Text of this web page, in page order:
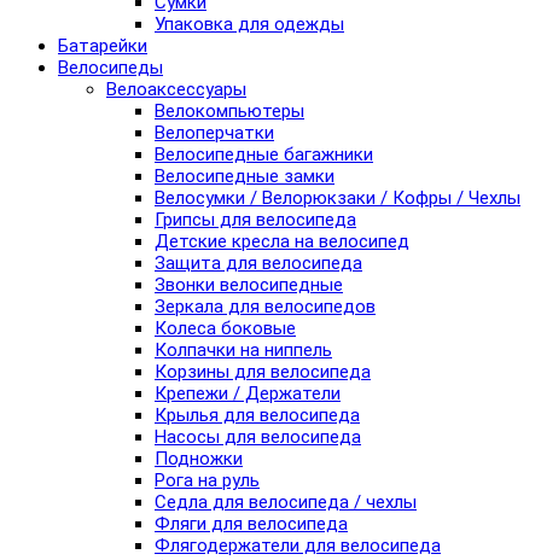
Упаковка для одежды
Батарейки
Велосипеды
Велоаксессуары
Велокомпьютеры
Велоперчатки
Велосипедные багажники
Велосипедные замки
Велосумки / Велорюкзаки / Кофры / Чехлы
Грипсы для велосипеда
Детские кресла на велосипед
Защита для велосипеда
Звонки велосипедные
Зеркала для велосипедов
Колеса боковые
Колпачки на ниппель
Корзины для велосипеда
Крепежи / Держатели
Крылья для велосипеда
Насосы для велосипеда
Подножки
Рога на руль
Седла для велосипеда / чехлы
Фляги для велосипеда
Флягодержатели для велосипеда